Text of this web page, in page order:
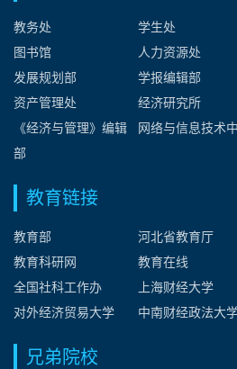
教务处 学生处
图书馆
人力资源处
发展规划部
学报编辑部
资产管理处
经济研究所
《经济与管理》编辑
部
网络与信息技术
教育链接
教育部 河北省教育厅
教育科研网
教育在线
全国社科工作办
上海财经大学
对外经济贸易大学
中南财经政法大
兄弟院校